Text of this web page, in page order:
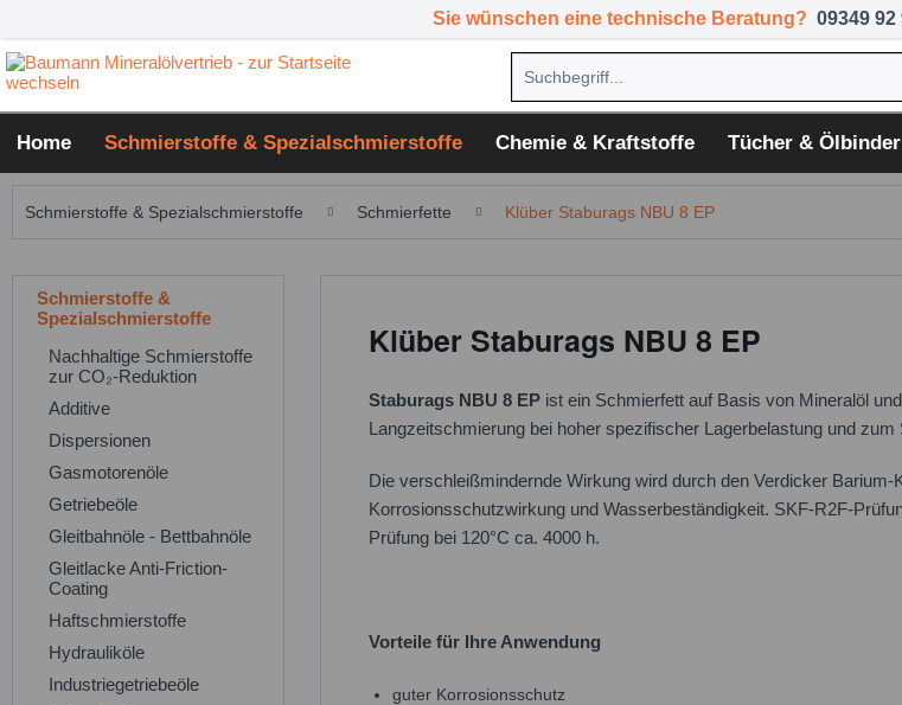
Sie wünschen eine technische Beratung? 09349 92
Home Schmierstoffe & Spezialschmierstoffe Chemie & Kraftstoffe Tücher & Ölbinder
Schmierstoffe & Spezialschmierstoffe Schmierfette Klüber Staburags NBU 8 EP
Schmierstoffe &
Spezialschmierstoffe
Nachhaltige Schmierstoffe
zur CO₂-Reduktion
Additive
Dispersionen
Gasmotorenöle
Getriebeöle
Gleitbahnöle - Bettbahnöle
Gleitlacke Anti-Friction-
Coating
Haftschmierstoffe
Hydrauliköle
Industriegetriebeöle
Klüber Staburags NBU 8 EP
Staburags NBU 8 EP ist ein Schmierfett auf Basis von Mineralöl
Langzeitschmierung bei hoher spezifischer Lagerbelastung und
Die verschleißmindernde Wirkung wird durch den Verdicker
Korrosionsschutzwirkung und Wasserbeständigkeit. SKF-R2F-
Prüfung bei 120°C ca. 4000 h.
Vorteile für Ihre Anwendung
guter Korrosionsschutz